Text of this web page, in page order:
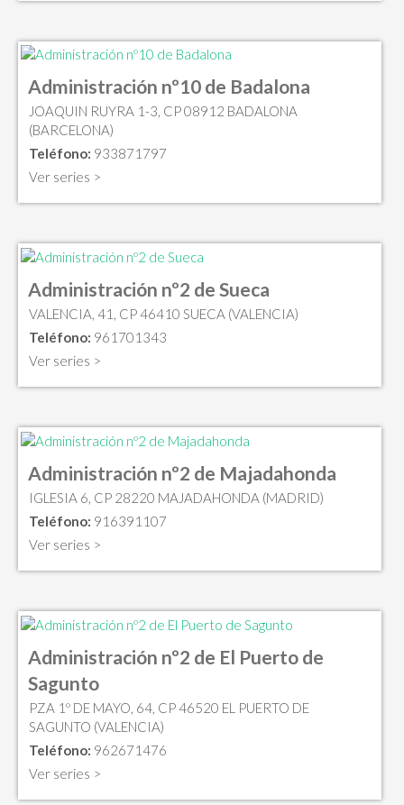
Administración nº10 de Badalona
JOAQUIN RUYRA 1-3, CP 08912 BADALONA
(BARCELONA)
Teléfono: 933871797
Ver series >
Administración nº2 de Sueca
VALENCIA, 41, CP 46410 SUECA (VALENCIA)
Teléfono: 961701343
Ver series >
Administración nº2 de Majadahonda
IGLESIA 6, CP 28220 MAJADAHONDA (MADRID)
Teléfono: 916391107
Ver series >
Administración nº2 de El Puerto de
Sagunto
PZA 1º DE MAYO, 64, CP 46520 EL PUERTO DE
SAGUNTO (VALENCIA)
Teléfono: 962671476
Ver series >